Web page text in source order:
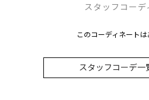
スタッフコーデ
このコーディネートは
スタッフコーデ一